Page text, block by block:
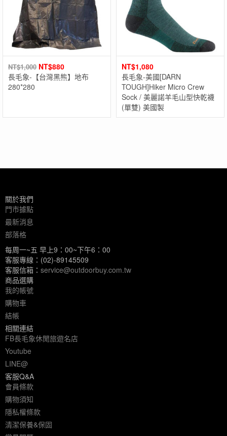
NT$1,000 NT$880
長毛象-【台灣黑熊】地布
280*280
NT$1,080
長毛象-美國[DARN
TOUGH]Hiker Micro Crew
Sock / 美麗諾羊毛山型快乾襪
(單雙) 美國製
關於我們
門市據點
最新消息
部落格
每周一~五 早上9：00~下午6：00
客服專線：(02)-89145509
客服信箱： service@outdoorbuy.com.tw
商品選購
我的帳號
購物車
結帳
相關連結
FB長毛象休閒旅遊名店
Youtube
LINE@
客服Q&A
會員條款
購物須知
隱私權條款
清潔保養&保固